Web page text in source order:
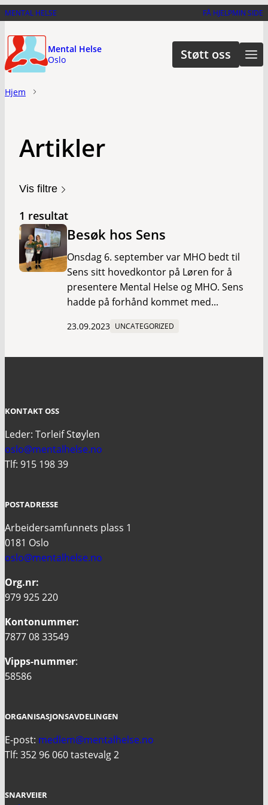
Hopp
hovedinnhold
MENTAL HELSE FÅ HJELPMIN SIDE
Mental Helse
Oslo
Støtt oss
Hjem
Artikler
Vis filtre
1 resultat
Besøk hos Sens
Onsdag 6. september var MHO bedt til
Sens sitt hovedkontor på Løren for å
presentere Mental Helse og MHO. Sens
hadde på forhånd kommet med...
23.09.2023 UNCATEGORIZED
KONTAKT OSS
Leder: Torleif Støylen
oslo@mentalhelse.no
Tlf: 915 198 39
POSTADRESSE
Arbeidersamfunnets plass 1
0181 Oslo
oslo@mentalhelse.no
Org.nr:
979 925 220
Kontonummer:
7877 08 33549
Vipps-nummer:
58586
ORGANISASJONSAVDELINGEN
E-post: medlem@mentalhelse.no
Tlf: 352 96 060 tastevalg 2
SNARVEIER